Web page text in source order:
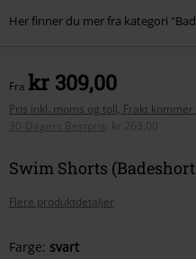
Her finner du mer fra kategori
Fra kr 309,00
Pris inkl. moms og toll, Frakt
30-Dagers Bestpris
kr 263,00
Swim Shorts
Flere produktdetaljer
Velg
Farge: svart